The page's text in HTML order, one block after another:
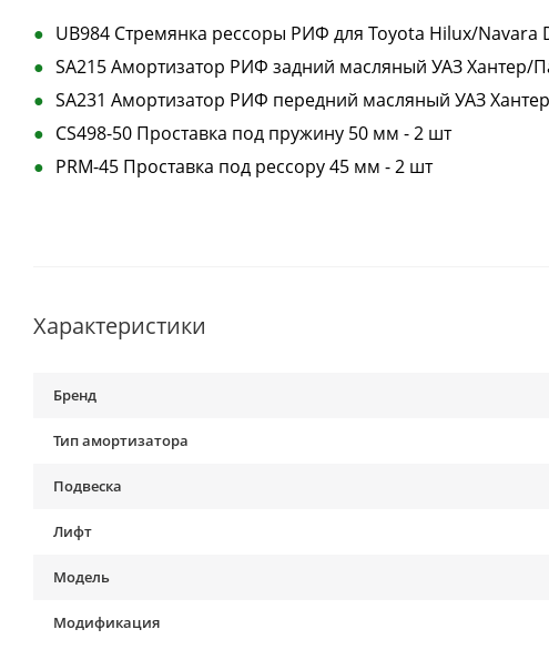
UB984 Стремянка рессоры РИФ для Toyota Hilux/Navara
SA215 Амортизатор РИФ задний масляный УАЗ Хантер/
SA231 Амортизатор РИФ передний масляный УАЗ
CS498-50 Проставка под пружину 50 мм - 2 шт
PRM-45 Проставка под рессору 45 мм - 2 шт
Характеристики
Бренд
Тип амортизатора
Подвеска
Лифт
Модель
Модификация